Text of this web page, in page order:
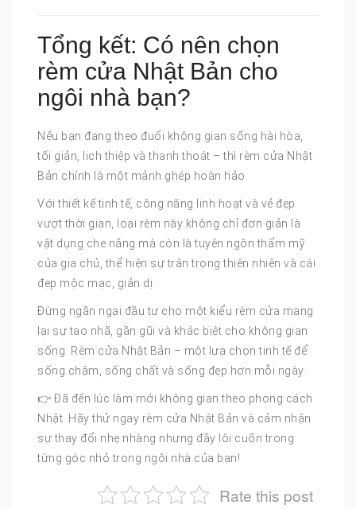
Tổng kết: Có nên chọn
rèm cửa Nhật Bản cho
ngôi nhà bạn?
Nếu bạn đang theo đuổi không gian sống hài hòa,
tối giản, lich thiệp và thanh thoát – thì rèm cửa Nhật
Bản chính là một mảnh ghép hoàn hảo.
Với thiết kế tinh tế, công năng linh hoạt và vẻ đẹp
vượt thời gian, loại rèm này không chỉ đơn giản là
vật dụng che nắng mà còn là tuyên ngôn thẩm mỹ
của gia chủ, thể hiện sự trân trọng thiên nhiên và cái
đẹp mộc mạc, giản dị.
Đừng ngần ngại đầu tư cho một kiểu rèm cửa mang
lại sự tao nhã, gần gũi và khác biệt cho không gian
sống. Rèm cửa Nhật Bản – một lựa chọn tinh tế để
sống chậm, sống chất và sống đẹp hơn mỗi ngày.
👉 Đã đến lúc làm mới không gian theo phong cách
Nhật. Hãy thử ngay rèm cửa Nhật Bản và cảm nhận
sự thay đổi nhẹ nhàng nhưng đầy lôi cuốn trong
từng góc nhỏ trong ngôi nhà của bạn!
Rate this post